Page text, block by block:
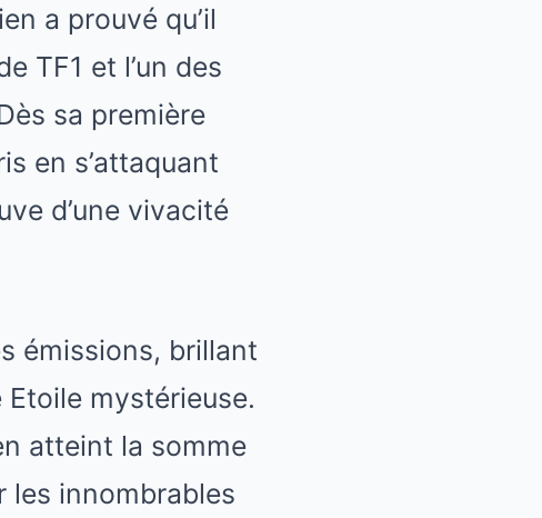
a prouvé qu’il
TF1 et l’un des
sa première
en s’attaquant
d’une vivacité
émissions, brillant
mystérieuse.
atteint la somme
les innombrables